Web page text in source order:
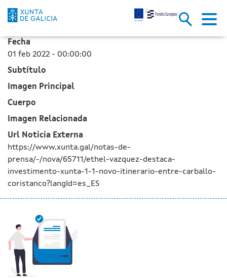
Ethel Vázquez destaca la
Saltar al contenido principal
Fecha
01 feb 2022 - 00:00:00
Subtítulo
Imagen Principal
Cuerpo
Imagen Relacionada
Url Noticia Externa
https://www.xunta.gal/notas-de-
prensa/-/nova/65711/ethel-vazquez-destaca-
investimento-xunta-1-1-novo-itinerario-entre-carballo-
coristanco?langId=es_ES